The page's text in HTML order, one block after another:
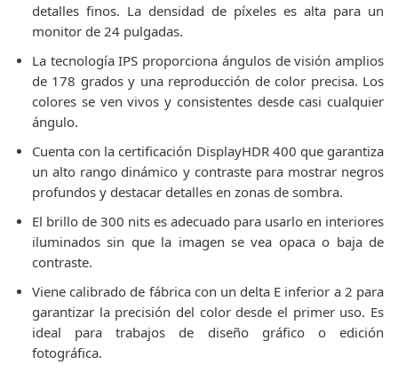
detalles finos. La densidad de píxeles es alta para un
monitor de 24 pulgadas.
La tecnología IPS proporciona ángulos de visión amplios
de 178 grados y una reproducción de color precisa. Los
colores se ven vivos y consistentes desde casi cualquier
ángulo.
Cuenta con la certificación DisplayHDR 400 que garantiza
un alto rango dinámico y contraste para mostrar negros
profundos y destacar detalles en zonas de sombra.
El brillo de 300 nits es adecuado para usarlo en interiores
iluminados sin que la imagen se vea opaca o baja de
contraste.
Viene calibrado de fábrica con un delta E inferior a 2 para
garantizar la precisión del color desde el primer uso. Es
ideal para trabajos de diseño gráfico o edición
fotográfica.